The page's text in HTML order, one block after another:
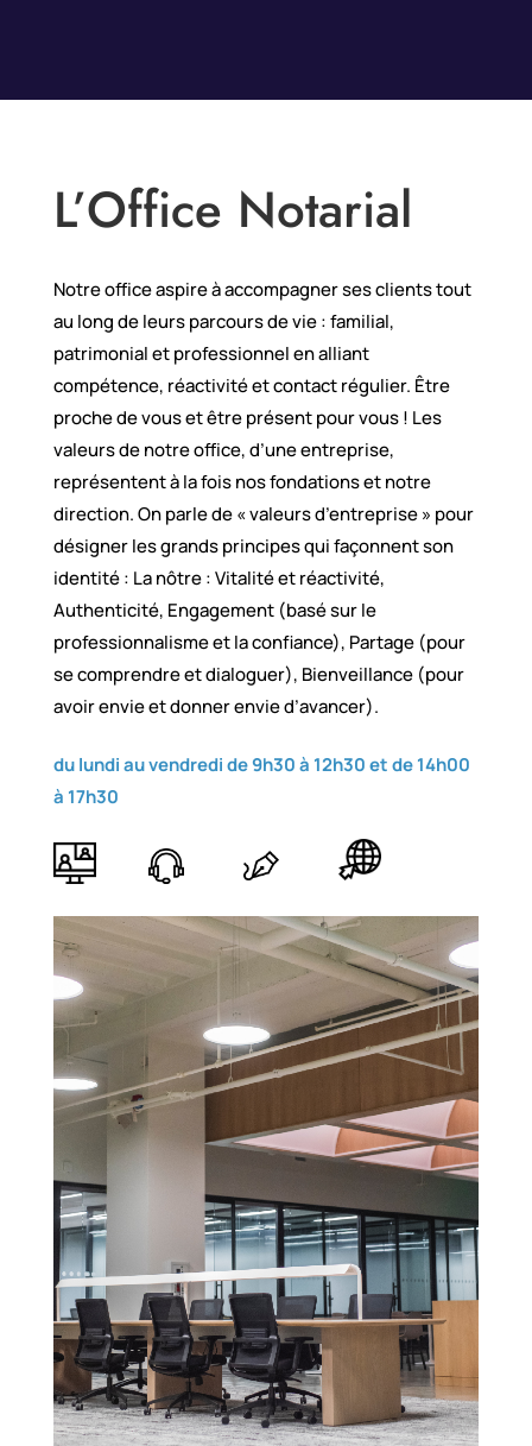
L’Office Notarial
Notre office aspire à accompagner ses clients tout
au long de leurs parcours de vie : familial,
patrimonial et professionnel en alliant
compétence, réactivité et contact régulier. Être
proche de vous et être présent pour vous ! Les
valeurs de notre office, d’une entreprise,
représentent à la fois nos fondations et notre
direction. On parle de « valeurs d’entreprise » pour
désigner les grands principes qui façonnent son
identité : La nôtre : Vitalité et réactivité,
Authenticité, Engagement (basé sur le
professionnalisme et la confiance), Partage (pour
se comprendre et dialoguer), Bienveillance (pour
avoir envie et donner envie d’avancer).
du lundi au vendredi de 9h30 à 12h30 et de 14h00
à 17h30